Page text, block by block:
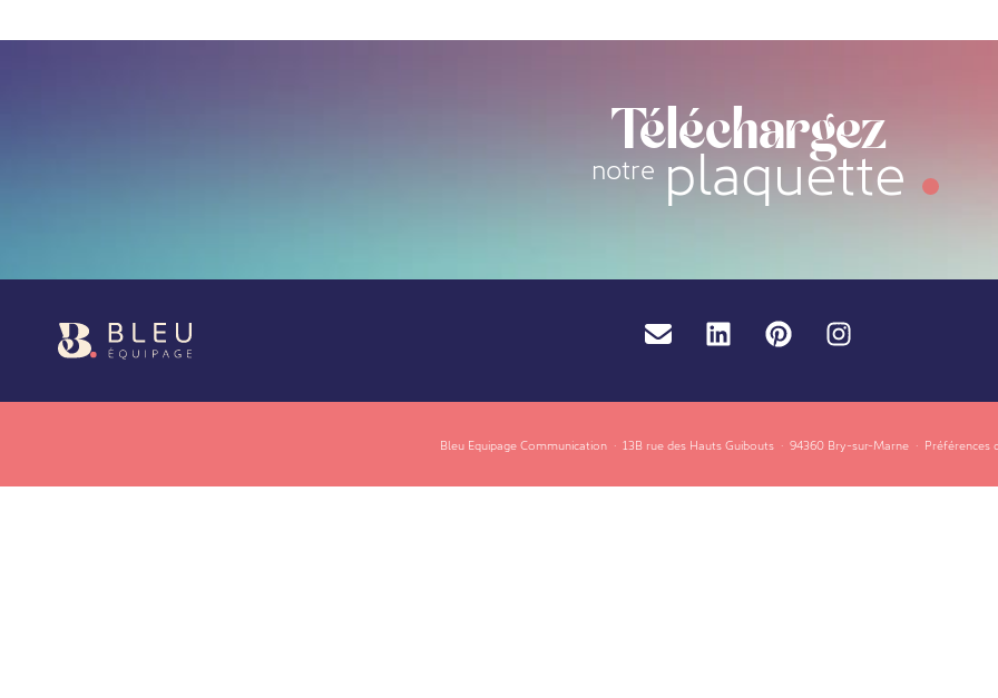
Téléchargez
notre plaquette
Email LinkedInPinterestInstagram
Bleu Equipage Communication · 13B rue des Hauts Guibouts · 94360 Bry-sur-Marne · Préférences